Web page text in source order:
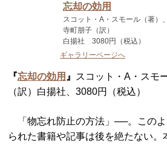
忘却の効用
スコット・A・スモール（著）、
寺町朋子（訳）
白揚社 3080円（税込）
ギャラリーページへ
『忘却の効用 』
スコット・A・スモ
（訳）白揚社、3080円（税込）
「物忘れ防止の方法」──。この
られた書籍や記事は後を絶たない。